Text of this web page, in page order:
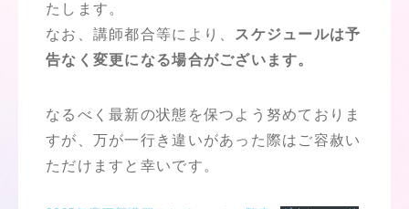
たします。
なお、講師都合等により、 スケジュールは予
告なく変更になる場合がございます。
なるべく最新の状態を保つよう努めておりま
すが、万が一行き違いがあった際はご容赦い
ただけますと幸いです。